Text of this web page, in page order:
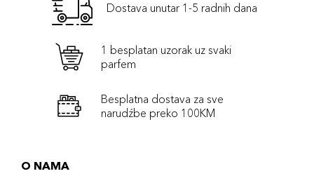
Dostava unutar 1-5 radnih dana
1 besplatan uzorak uz svaki
parfem
Besplatna dostava za sve
narudźbe preko 100KM
O NAMA